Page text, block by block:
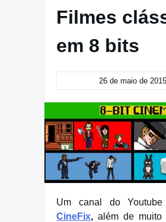
Filmes
em 8 bits
26 de maio de 2015
Um canal do Youtube
CineFix, além de muito